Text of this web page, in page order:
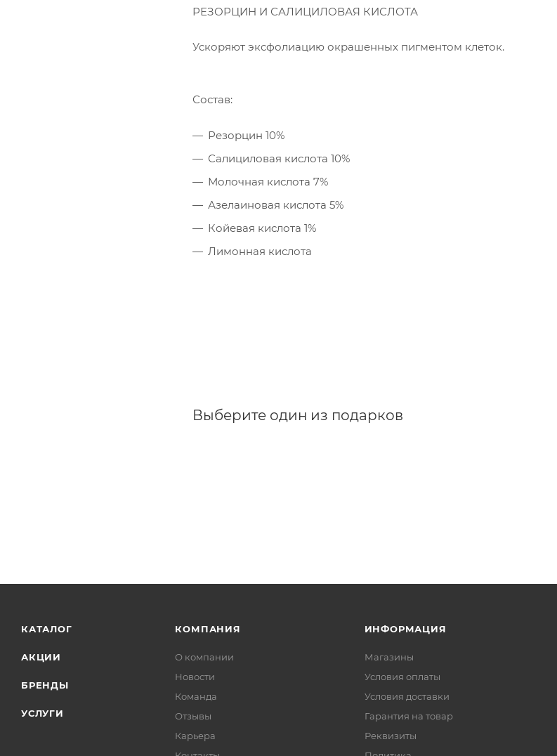
РЕЗОРЦИН И САЛИЦИЛОВАЯ КИСЛОТА
Ускоряют эксфолиацию окрашенных пигментом клеток.
Состав:
Резорцин 10%
Салициловая кислота 10%
Молочная кислота 7%
Азелаиновая кислота 5%
Койевая кислота 1%
Лимонная кислота
Выберите один из подарков
КАТАЛОГ
АКЦИИ
БРЕНДЫ
УСЛУГИ
КОМПАНИЯ
О компании
Новости
Команда
Отзывы
Карьера
ИНФОРМАЦИЯ
Магазины
Условия оплаты
Условия доставки
Гарантия на товар
Реквизиты